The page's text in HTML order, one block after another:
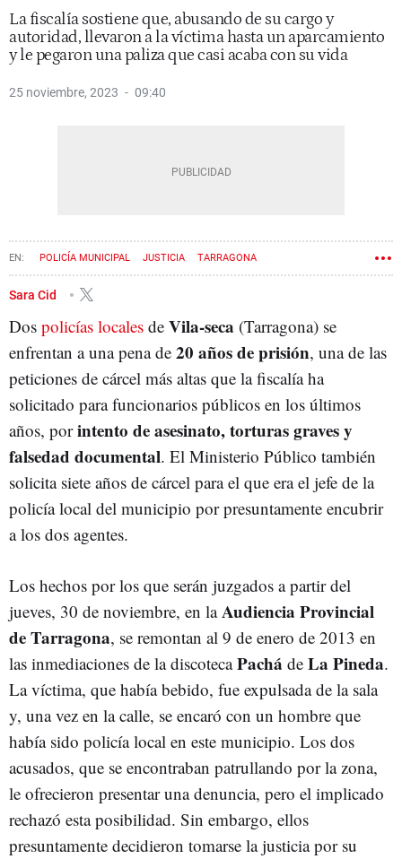
La fiscalía sostiene que, abusando de su cargo y
autoridad, llevaron a la víctima hasta un aparcamiento
y le pegaron una paliza que casi acaba con su vida
25 noviembre, 2023 09:40
POLICÍA MUNICIPAL JUSTICIA TARRAGONA
Sara Cid
Dos policías locales de Vila-seca (Tarragona) se
enfrentan a una pena de 20 años de prisión, una de las
peticiones de cárcel más altas que la fiscalía ha
solicitado para funcionarios públicos en los últimos
años, porintento de asesinato, torturas graves y
falsedad documental. El Ministerio Público también
solicita siete años de cárcel para el que era el jefe de la
policía local del municipio por presuntamente encubrir
a los dos agentes.
Los hechos por los que serán juzgados a partir del
jueves, 30 de noviembre, en laAudiencia Provincial
de Tarragona, se remontan al 9 de enero de 2013 en
las inmediaciones de la discotecaPachá de La Pineda.
La víctima, que había bebido, fue expulsada de la sala
y, una vez en la calle, se encaró con un hombre que
había sido policía local en este municipio. Los dos
acusados, que se encontraban patrullando por la zona,
le ofrecieron presentar una denuncia, pero el implicado
rechazó esta posibilidad. Sin embargo, ellos
presuntamente decidieron tomarse la justicia por su